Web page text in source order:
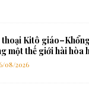
Kitô
một thế giới hài hòa
08/2026